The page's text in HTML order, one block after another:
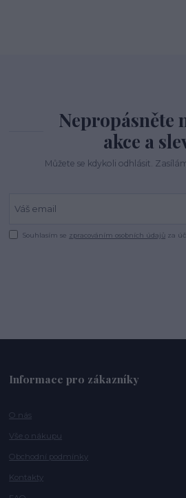
Nepropásněte
akce a
Můžete se kdykoli odhlásit.
Souhlasím se zpracováním osobních údajů za
Informace pro zákazníky
O nás
Vše o nákupu
Obchodní podmínky
Kontakty